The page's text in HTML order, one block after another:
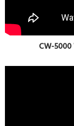
CW-5000